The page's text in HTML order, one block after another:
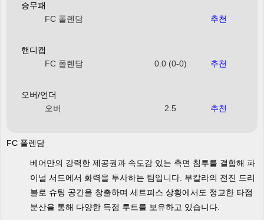
승무패
FC 폴렌담
추천
핸디캡
FC 폴렌담
0.0 (0-0) 추천
오버/언더
오버
2.5 추천
FC 폴렌담
베어만의 강력한 제공권과 속도감 있는 측면 침투를 결합해 파
이널 서드에서 화력을 투사하는 팀입니다. 부칼라의 전진 드리
블로 슈팅 공간을 창출하며 세트피스 상황에서도 정교한 타점
분산을 통해 다양한 득점 루트를 보유하고 있습니다.